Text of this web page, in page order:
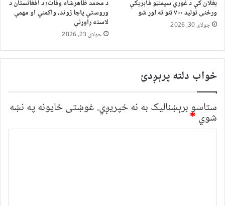
بغلان کې د غوري سیمنټو فابریکې
ورځنی تولید ۷۰۰ ټنو ته لوړ شو
جولای 30, 2026
د محمد ظاهرشاه وفات؛ د افغانستان د
وروستي پاچا ژوند، واکمني او مهمې
لاسته راوړنې
جولای 23, 2026
ځواب دلته پرېږدئ
ستاسو برېښناليک به نه خپريږي. غوښتى ځایونه په نښه
شوي *